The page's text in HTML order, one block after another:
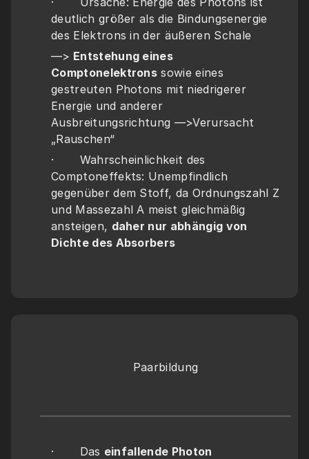
deutlich größer als die Bindungsenergie
des Elektrons in der äußeren Schale
—> Entstehung eines
Comptonelektrons sowie eines
gestreuten Photons mit niedrigerer
Energie und anderer
Ausbreitungsrichtung —>Verursacht
„Rauschen“
·       Wahrscheinlichkeit des
Comptoneffekts: Unempfindlich
gegenüber dem Stoff, da Ordnungszahl Z
und Massezahl A meist gleichmäßig
ansteigen, daher nur abhängig von
Dichte des Absorbers
Paarbildung
·       Das einfallende Photon